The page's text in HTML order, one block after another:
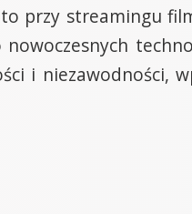
przy streamingu
i niezawodności,